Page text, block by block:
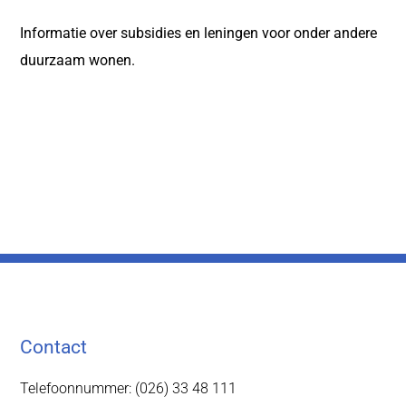
Informatie over subsidies en leningen voor onder andere
duurzaam wonen.
Contact
Telefoonnummer: (026) 33 48 111